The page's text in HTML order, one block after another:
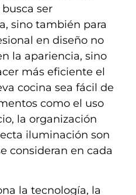
ser
sino también para
en diseño no
la apariencia, sino
más eficiente el
cocina sea fácil de
como el uso
la organización
iluminación son
consideran en cada
la tecnología, la